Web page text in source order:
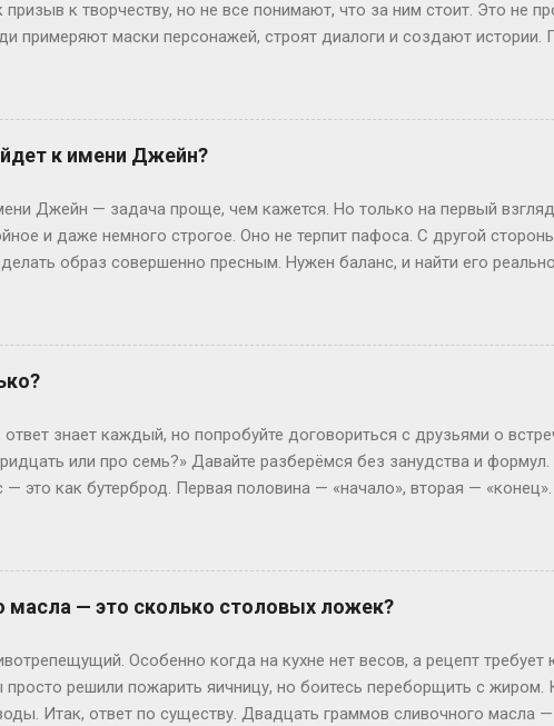
к творчеству, но не все понимают, что за ним стоит. Это не
примеряют маски персонажей, строят диалоги и создают истории.
— производное от «ролевить», которое, в свою очередь,
игры ассоциировались с настолками или живыми действиями
пространство. «По-» здесь — как приставка действия: не просто
сюжет в реальном времени. Интересно, что пороление стало
навыков. Казалось бы, парадокс: чтобы «ничего не делать» (с
имп...
к имени Джейн?
Джейн — задача проще, чем кажется. Но только на первый
и даже немного строгое. Оно не терпит пафоса. С другой
образ совершенно пресным. Нужен баланс, и найти его
Смит или Браун. Джейн Смит звучит как добрая соседка из
не менее, если хочется добавить огонька, присмотрись к
энергичные и запоминаются мгновенно. Коротко и ясно — это вообще
Сразу возникает образ человека дела, который не боится работы.
вариант — географические фами...
знает каждый, но попробуйте договориться с друзьями о
или про семь?» Давайте разберёмся без занудства и
— это как бутерброд. Первая половина — «начало», вторая —
поглядываете в окно — вдруг заскочат на чай пораньше? Но жизнь
15 минут, кто-то — до 6:30. Представьте, что час — это фильм:
— это и есть старт действия. Путаница: откуда ноги растут
пришёл в 6:15, второй в 6:45, третий в 7:10. И все тычут пальцем в
Вася зовёт Петю на рыбалку: «Встречаемся в начале седьмого!»
масла — это сколько столовых ложек?
Особенно когда на кухне нет весов, а рецепт требует
решили пожарить яичницу, но боитесь переборщить с жиром.
Итак, ответ по существу. Двадцать граммов сливочного масла